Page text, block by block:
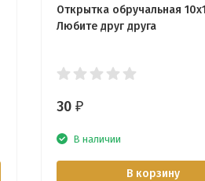
Открытка обручальная
Любите друг друга
30 ₽
В наличии
В корзину